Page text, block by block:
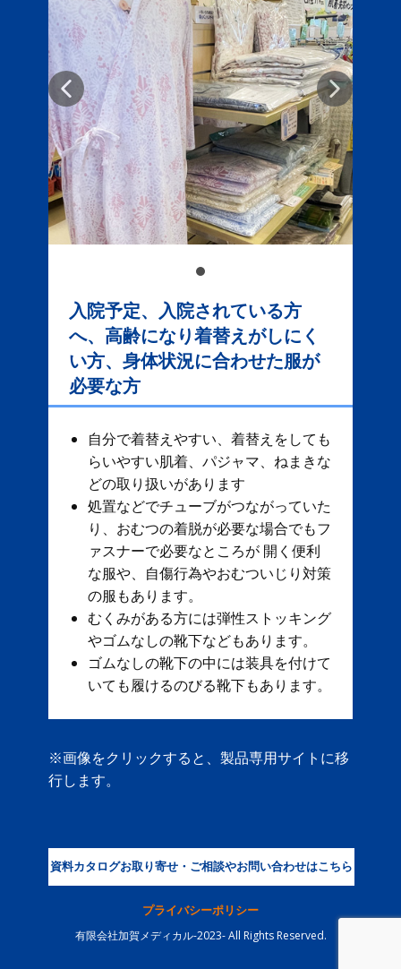
入院予定、入院されている方
へ、高齢になり着替えがしにく
い方、身体状況に合わせた服が
必要な方
自分で着替えやすい、着替えをしても
らいやすい肌着、パジャマ、ねまきな
どの取り扱いがあります
処置などでチューブがつながっていた
り、おむつの着脱が必要な場合でもフ
ァスナーで必要なところが 開く便利
な服や、自傷行為やおむついじり対策
の服もあります。
むくみがある方には弾性ストッキング
やゴムなしの靴下などもあります。
ゴムなしの靴下の中には装具を付けて
いても履けるのびる靴下もあります。
※画像をクリックすると、製品専用サイトに移
行します。
資料カタログお取り寄せ・ご相談やお問い合わせはこちら
プライバシーポリシー
有限会社加賀メディカル-2023- All Rights Reserved.